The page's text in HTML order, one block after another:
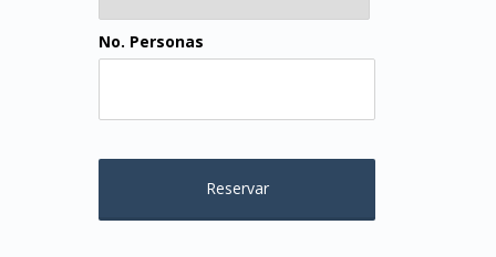
No. Personas